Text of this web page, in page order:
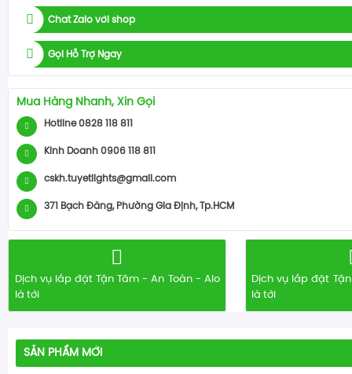
Chat Zalo với shop
Gọi Hỗ Trợ Ngay
Mua Hàng Nhanh, Xin Gọi
Hotline 0828 118 811
Kinh Doanh 0906 118 811
cskh.tuyetlights@gmail.com
371 Bạch Đằng, Phường Gia Định, Tp.HCM
Dịch vụ lắp đặt Tận Tâm - An Toàn - Alo
là tới
Dịch vụ lắp đặt
là tới
SẢN PHẨM MỚI